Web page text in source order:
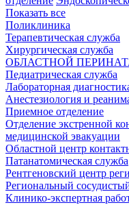
Показать все
Поликлиника
Терапевтическая служба
Хирургическая служба
ОБЛАСТНОЙ
Педиатрическая служба
Лабораторная
Анестезиология и
Приемное отделение
Отделение экстренной
медицинской эвакуации
Областной центр
Патанатомическая служба
Рентгеновский центр
Региональный
Клинико-экспертная